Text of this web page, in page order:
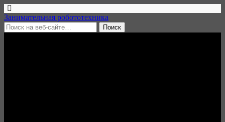
Занимательная робототехника